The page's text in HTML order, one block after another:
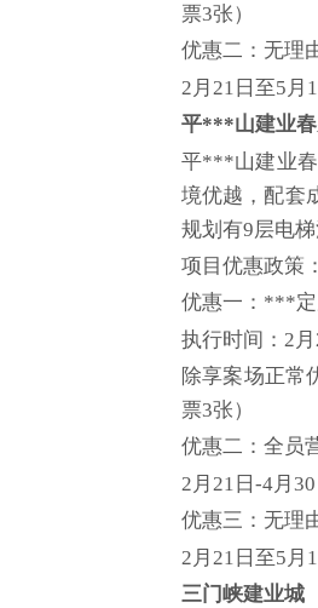
票3张）
优惠二：无理
2月21日至5月
平***山建业
平***山建业春
境优越，配套
规划有9层电
项目优惠政策
优惠一：***
执行时间：2
除享案场正常
票3张）
优惠二：全员
2月21日-4月
优惠三：无理
2月21日至5月
三门峡建业城